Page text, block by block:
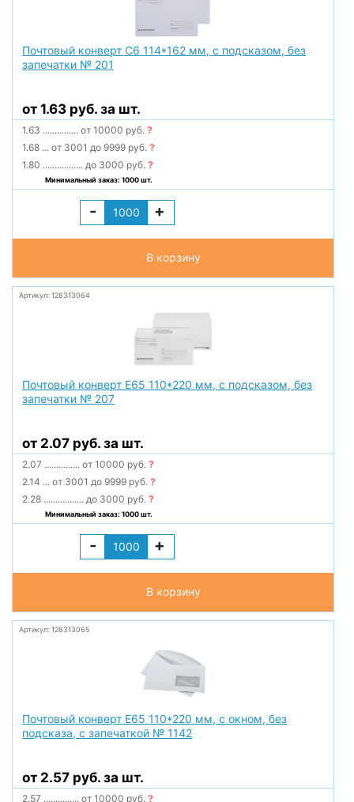
Почтовый конверт С6 114*162 мм, с подсказом, без
запечатки № 201
от 1.63 руб. за шт.
1.63 ............... от 10000 руб.?
1.68 ... от 3001 до 9999 руб.?
1.80 ................. до 3000 руб.?
Минимальный заказ: 1000 шт.
- +
В корзину
Артикул: 128313064
Почтовый конверт Е65 110*220 мм, с подсказом, без
запечатки № 207
от 2.07 руб. за шт.
2.07 ............... от 10000 руб.?
2.14 ... от 3001 до 9999 руб.?
2.28 ................. до 3000 руб.?
Минимальный заказ: 1000 шт.
- +
В корзину
Артикул: 128313065
Почтовый конверт Е65 110*220 мм, с окном, без
подсказа, с запечаткой № 1142
от 2.57 руб. за шт.
2.57 ............... от 10000 руб.?